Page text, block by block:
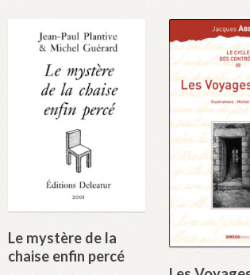
Le mystère de la
chaise enfin percé